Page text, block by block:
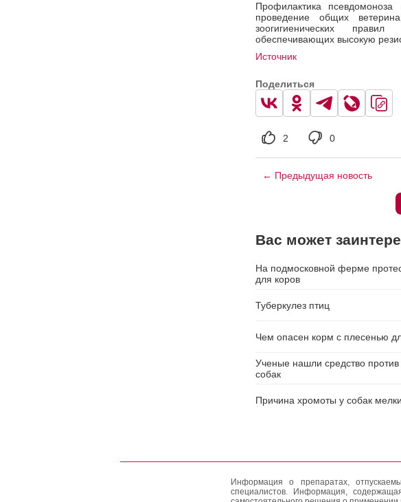
Профилактика
проведение общих
зоогигиенических
обеспечивающих высокую
Источник
Поделиться
2 0
← Предыдущая новость
Вас может
На подмосковной ферме
для коров
Туберкулез птиц
Чем опасен корм с плесенью
Ученые нашли средство
собак
Причина хромоты у собак
Информация о препаратах,
специалистов. Информация,